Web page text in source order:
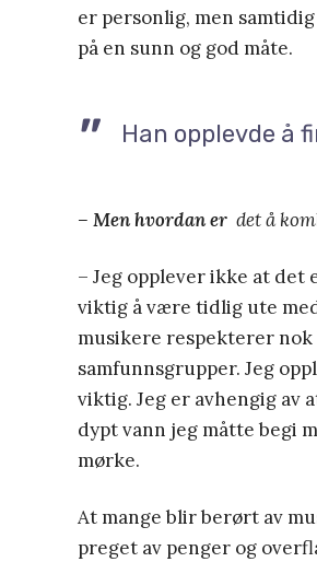
er personlig, men
på en sunn og god måte.
Han opplevde å
– Men hvordan er det å
– Jeg opplever ikke at det
viktig å være tidlig ute
musikere respekterer nok
samfunnsgrupper. Jeg
viktig. Jeg er avhengig av
dypt vann jeg måtte begi
mørke.
At mange blir berørt av
preget av penger og